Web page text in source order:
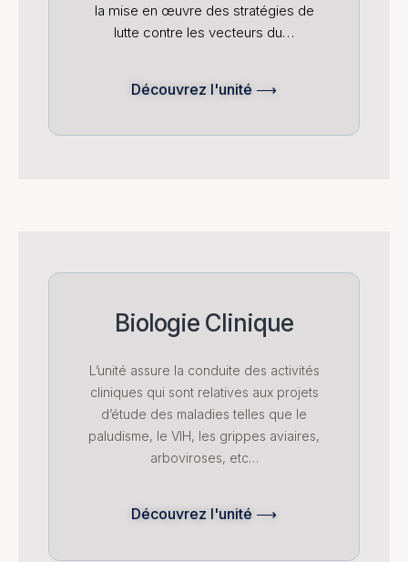
la mise en œuvre des stratégies de
lutte contre les vecteurs du…
Découvrez l'unité ⟶
Biologie Clinique
L’unité assure la conduite des activités
cliniques qui sont relatives aux projets
d’étude des maladies telles que le
paludisme, le VIH, les grippes aviaires,
arboviroses, etc…
Découvrez l'unité ⟶